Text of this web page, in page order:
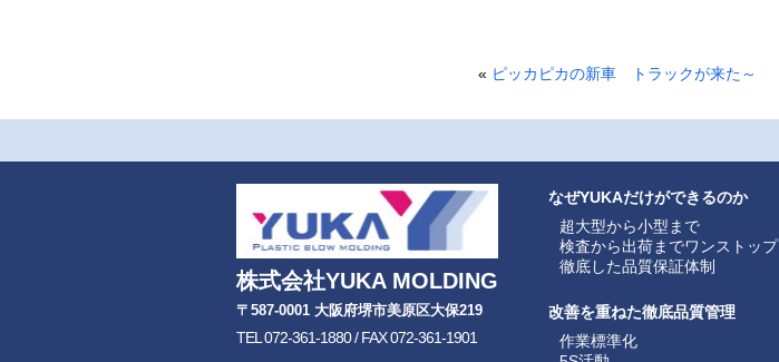
« ピッカピカの新車 トラックが来た～
株式会社YUKA MOLDING
〒587-0001 大阪府堺市美原区大保219
TEL 072-361-1880 / FAX 072-361-1901
なぜYUKAだけができるのか
超大型から小型まで
検査から出荷までワンストップ
徹底した品質保証体制
改善を重ねた徹底品質管理
作業標準化